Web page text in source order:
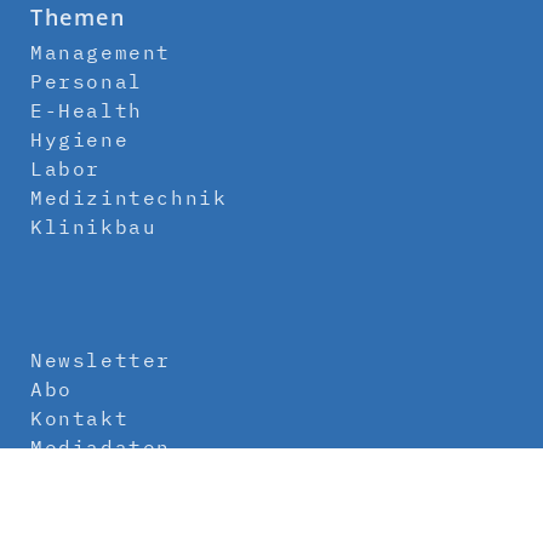
Themen
Management
Personal
E-Health
Hygiene
Labor
Medizintechnik
Klinikbau
Newsletter
Abo
Kontakt
Mediadaten